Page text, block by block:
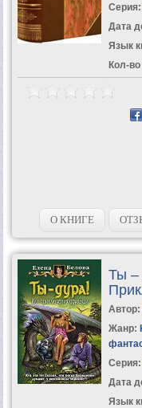
Серия:
Дата
Язык
Кол-
О КНИГЕ
Ты –
Автор:
Жанр:
Серия:
Дата
Язык